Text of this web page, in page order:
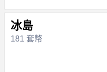
冰島
181 套幣